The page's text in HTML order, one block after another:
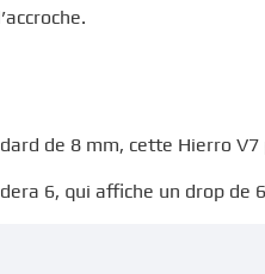
de 8 mm, cette Hierro
6, qui affiche un drop de